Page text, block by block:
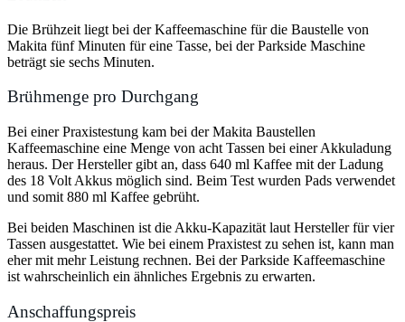
Die Brühzeit liegt bei der Kaffeemaschine für die Baustelle von
Makita fünf Minuten für eine Tasse, bei der Parkside Maschine
beträgt sie sechs Minuten.
Brühmenge pro Durchgang
Bei einer Praxistestung kam bei der Makita Baustellen
Kaffeemaschine eine Menge von acht Tassen bei einer Akkuladung
heraus. Der Hersteller gibt an, dass 640 ml Kaffee mit der Ladung
des 18 Volt Akkus möglich sind. Beim Test wurden Pads verwendet
und somit 880 ml Kaffee gebrüht.
Bei beiden Maschinen ist die Akku-Kapazität laut Hersteller für vier
Tassen ausgestattet. Wie bei einem Praxistest zu sehen ist, kann man
eher mit mehr Leistung rechnen. Bei der Parkside Kaffeemaschine
ist wahrscheinlich ein ähnliches Ergebnis zu erwarten.
Anschaffungspreis